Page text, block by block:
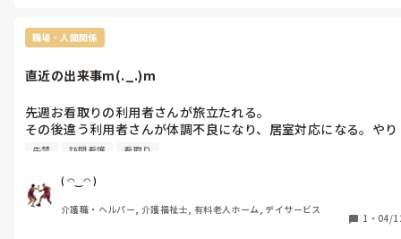
職場・人間関係
直近の出来事m(._.)m
先週お看取りの利用者さんが旅立たれる。
その後違う利用者さんが体調不良になり、居室対応になる。やり
たくない事を平気で人に押し付ける正社員の皆さんᕦ(ò_óˇ)ᕤ
ᕦ(ò_óˇ)ᕤ
シーツ交換後のシーツ類を洗濯しないで洗濯機に放置ᕦ(ò_óˇ)ᕤ
失禁した衣類も大量にバケツにつけおきのまま放置。
失禁 訪問看護 看取り
( ◠‿◠ )
介護職・ヘルパー, 介護福祉士, 有料老人ホーム, デイサービス
1 ・ 04/